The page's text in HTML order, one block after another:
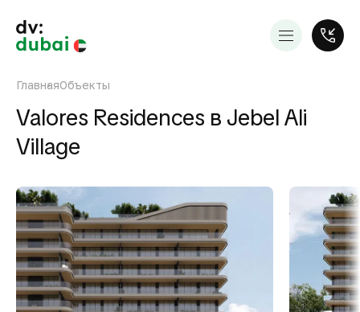
ГлавнаяОбъекты
Valores Residences в Jebel Ali
Village